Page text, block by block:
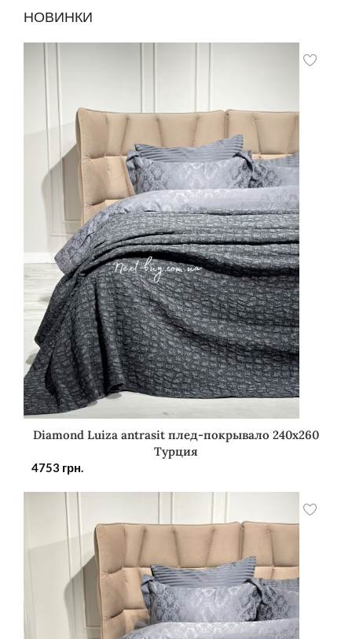
НОВИНКИ
Diamond Luiza antrasit плед-покрывало 240х260
Турция
4753 грн.